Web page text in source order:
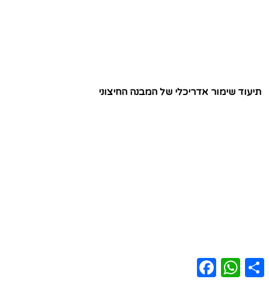
תיעוד שימור אדריכלי של המבנה החיצוני
FacebookWhatsAppShare